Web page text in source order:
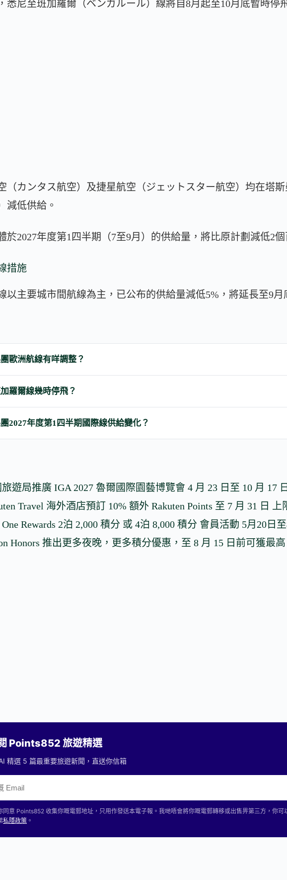
悉尼至班加羅爾（ベンガルール）線將自8月起至10月底暫時停
（カンタス航空）及捷星航空（ジェットスター航空）均在塔
減低供給。
於2027年度第1四半期（7至9月）的供給量，將比原計劃減低2個
措施
以主要城市間航線為主，已公布的供給量減低5%，將延長至9月
歐洲航線有咩調整？
羅爾線幾時停飛？
2027年度第1四半期國際線供給變化？
遊局推廣 IGA 2027 魯爾國際園藝博覽會 4 月 23 日至 10 月 17 日
Travel 海外酒店預訂 10% 額外 Rakuten Points 至 7 月 31 日 上
Rewards 2泊 2,000 積分 或 4泊 8,000 積分 會員活動 5月20日
Honors 推出更多夜晚，更多積分優惠，至 8 月 15 日前可獲最高
Points852 旅遊精選
精選 5 篇最重要旅遊新聞，直送你信箱
同意 Points852 收集你嘅電郵地址，只用作發送本電子報。我哋唔會將你嘅電郵轉移或出售畀第三方，你可
私隱政策 。